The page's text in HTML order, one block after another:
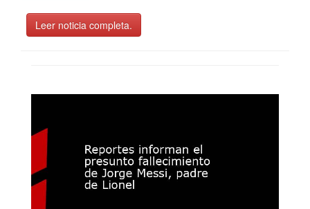
Leer noticia completa.